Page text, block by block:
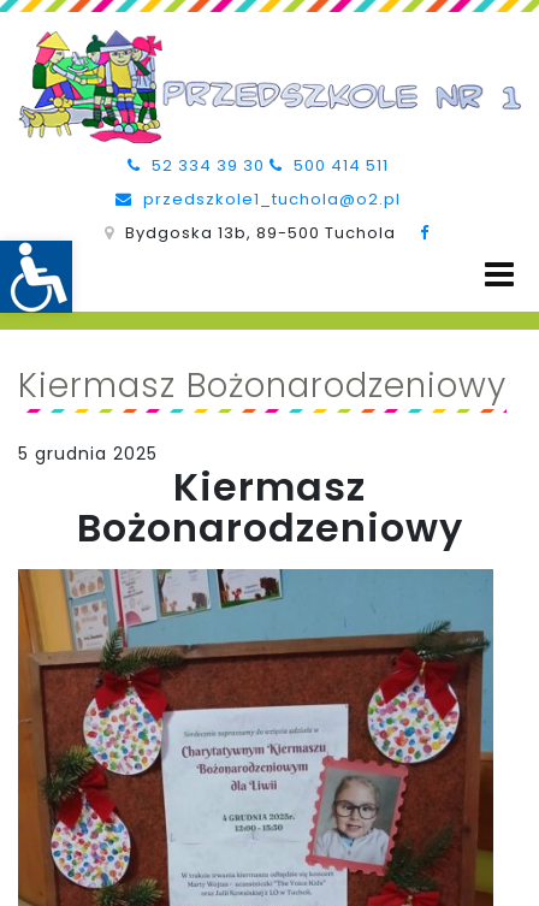
52 334 39 30
500 414 511
przedszkole1_tuchola@o2.pl
Bydgoska 13b, 89-500 Tuchola
Kiermasz Bożonarodzeniowy
5 grudnia 2025
Kiermasz
Bożonarodzeniowy